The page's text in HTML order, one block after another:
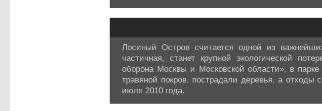
Лосиный Остров считается одной из
частичная, станет крупной экологической
оборона Москвы и Московской области», в
травяной покров, пострадали деревья, а отходы
июля 2010 года.